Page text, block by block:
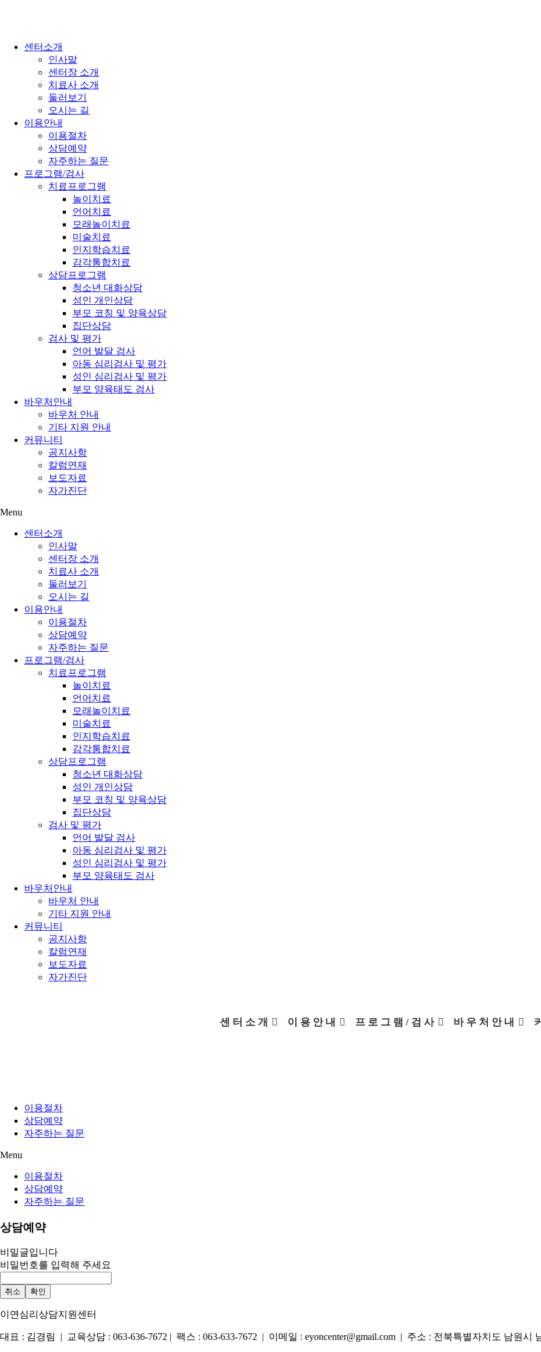
센터소개
인사말
센터장 소개
치료사 소개
둘러보기
오시는 길
이용안내
이용절차
상담예약
자주하는 질문
프로그램/검사
치료프로그램
놀이치료
언어치료
모래놀이치료
미술치료
인지학습치료
감각통합치료
상담프로그램
청소년 대화상담
성인 개인상담
부모 코칭 및 양육상담
집단상담
검사 및 평가
언어 발달 검사
아동 심리검사 및 평가
성인 심리검사 및 평가
부모 양육태도 검사
바우처안내
바우처 안내
기타 지원 안내
커뮤니티
공지사항
칼럼연재
보도자료
자가진단
Menu
센터소개
인사말
센터장 소개
치료사 소개
둘러보기
오시는 길
이용안내
이용절차
상담예약
자주하는 질문
프로그램/검사
치료프로그램
놀이치료
언어치료
모래놀이치료
미술치료
인지학습치료
감각통합치료
상담프로그램
청소년 대화상담
성인 개인상담
부모 코칭 및 양육상담
집단상담
검사 및 평가
언어 발달 검사
아동 심리검사 및 평가
성인 심리검사 및 평가
부모 양육태도 검사
바우처안내
바우처 안내
기타 지원 안내
커뮤니티
공지사항
칼럼연재
보도자료
자가진단
센 터 소 개 이 용 안 내 프 로 그 램 / 검 사 바 우 처 안 내
이용절차
상담예약
자주하는 질문
Menu
이용절차
상담예약
자주하는 질문
상담예약
비밀글입니다
비밀번호를 입력해 주세요
취소 확인
이연심리상담지원센터
대표 : 김경림 | 교육상담 : 063-636-7672 | 팩스 : 063-633-7672 | 이메일 : eyoncenter@gmail.com | 주소 : 전북특별자치도 남원시